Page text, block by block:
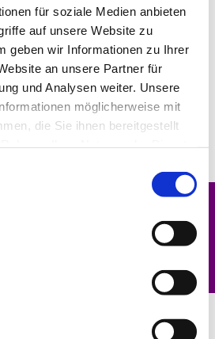
für soziale Medien anbieten
auf unsere Website zu
geben wir Informationen zu Ihrer
an unsere Partner für
und Analysen weiter. Unsere
möglicherweise mit
die Sie ihnen bereitgestellt
auch interessieren